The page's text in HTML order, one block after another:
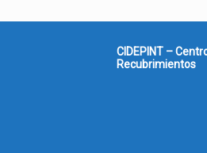
CIDEPINT –
Recubrimientos